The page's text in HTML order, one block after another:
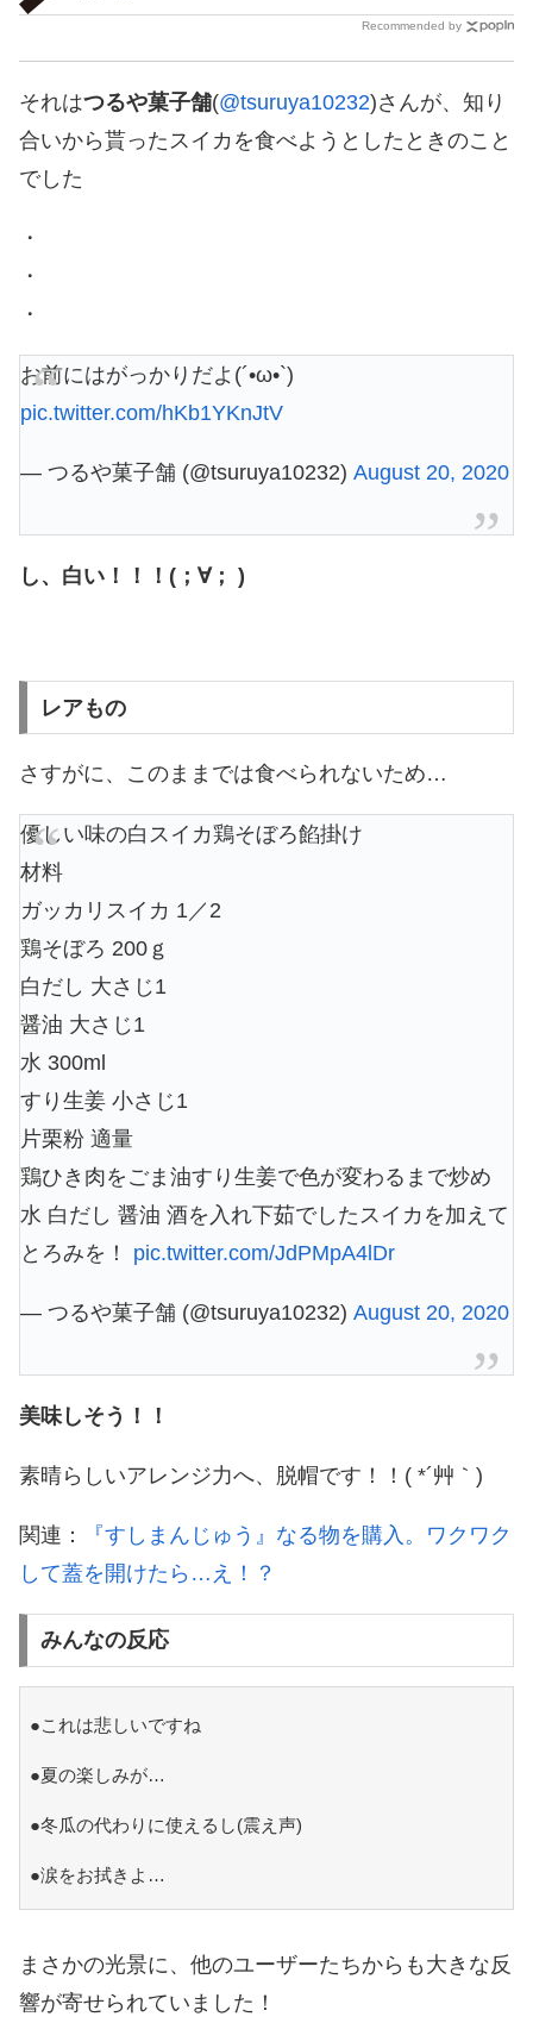
Recommended by
それはつるや菓子舗(@tsuruya10232)さんが、知り
合いから貰ったスイカを食べようとしたときのこと
でした
・
・
・
お前にはがっかりだよ(´•ω•`)
pic.twitter.com/hKb1YKnJtV
— つるや菓子舗 (@tsuruya10232) August 20, 2020
し、白い！！！(；∀； )
レアもの
さすがに、このままでは食べられないため…
優しい味の白スイカ鶏そぼろ餡掛け
材料
ガッカリスイカ 1／2
鶏そぼろ 200ｇ
白だし 大さじ1
醤油 大さじ1
水 300ml
すり生姜 小さじ1
片栗粉 適量
鶏ひき肉をごま油すり生姜で色が変わるまで炒め
水 白だし 醤油 酒を入れ下茹でしたスイカを加えて
とろみを！ pic.twitter.com/JdPMpA4lDr
— つるや菓子舗 (@tsuruya10232) August 20, 2020
美味しそう！！
素晴らしいアレンジ力へ、脱帽です！！( *´艸｀)
関連：
『すしまんじゅう』なる物を購入。ワクワク
して蓋を開けたら…え！？
みんなの反応
●これは悲しいですね
●夏の楽しみが…
●冬瓜の代わりに使えるし(震え声)
●涙をお拭きよ…
まさかの光景に、他のユーザーたちからも大きな反
響が寄せられていました！